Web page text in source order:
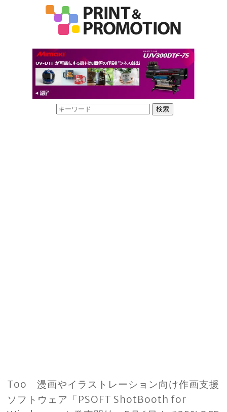
Too 漫画やイラストレーション向け作画支援
ソフトウェア「PSOFT ShotBooth for